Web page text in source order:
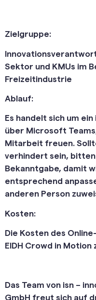
Zielgruppe:
Sektor und KMUs im
Freizeitindustrie
Ablauf:
Es handelt sich um
über Microsoft
Mitarbeit freuen.
verhindert sein,
Bekanntgabe, damit
entsprechend
anderen Person
Kosten:
Die Kosten des
EIDH Crowd in
Das Team von isn –
GmbH freut sich auf